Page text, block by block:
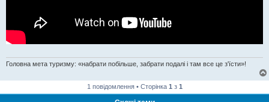
Головна мета туризму: «набрати побільше, забрати подалі і там все це з'їсти»!
1 повідомлення • Сторінка 1 з 1